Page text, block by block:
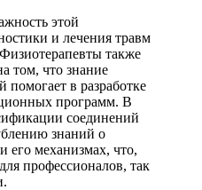
этой
и лечения травм
также
том, что знание
помогает в разработке
программ. В
соединений
знаний о
его механизмах, что,
профессионалов, так